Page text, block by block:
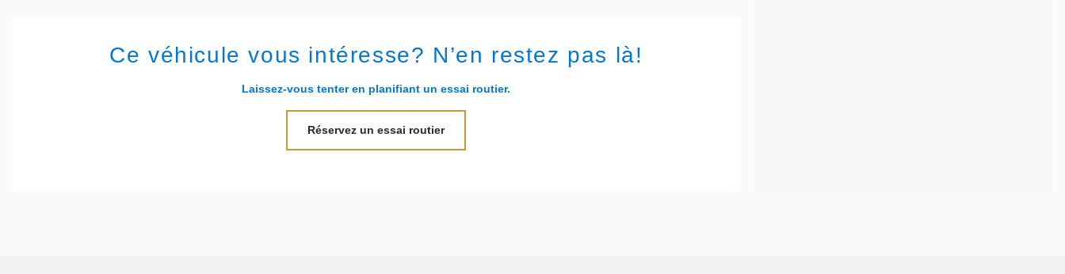
Ce véhicule vous intéresse? N’en restez pas là!
Laissez-vous tenter en planifiant un essai routier.
Réservez un essai routier